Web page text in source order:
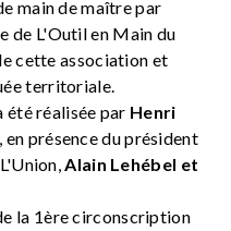
main de maître par
de L'Outil en Main du
cette association et
territoriale.
été réalisée par Henri
en présence du président
Alain Lehébel et
la 1ère circonscription